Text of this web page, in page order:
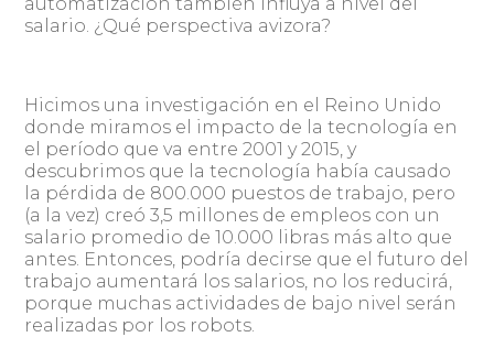
salario. ¿Qué perspectiva avizora?
Hicimos una investigación en el Reino Unido
donde miramos el impacto de la tecnología en
el período que va entre 2001 y 2015, y
descubrimos que la tecnología había causado
la pérdida de 800.000 puestos de trabajo, pero
(a la vez) creó 3,5 millones de empleos con un
salario promedio de 10.000 libras más alto que
antes. Entonces, podría decirse que el futuro del
trabajo aumentará los salarios, no los reducirá,
porque muchas actividades de bajo nivel serán
realizadas por los robots.